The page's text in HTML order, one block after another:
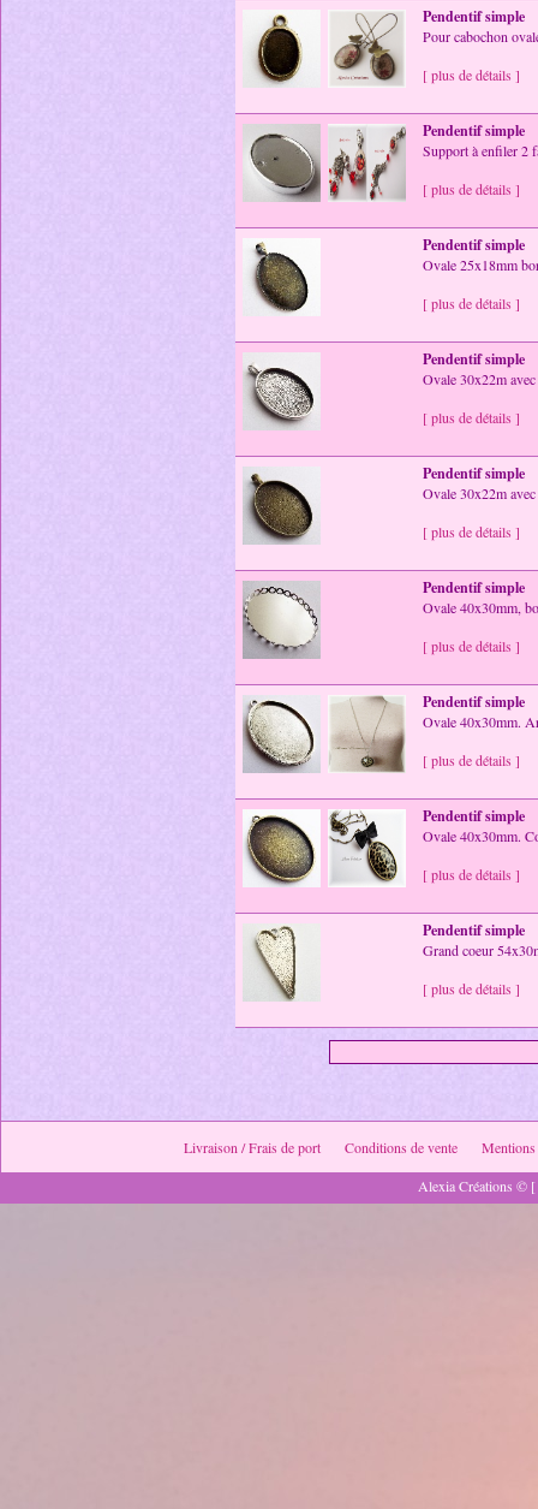
Pendentif simple
Pour cabochon
[ plus de détails ]
Pendentif simple
Support à enfiler 2
[ plus de détails ]
Pendentif simple
Ovale 25x18mm
[ plus de détails ]
Pendentif simple
Ovale 30x22m
[ plus de détails ]
Pendentif simple
Ovale 30x22m
[ plus de détails ]
Pendentif simple
Ovale 40x30mm,
[ plus de détails ]
Pendentif simple
Ovale 40x30mm.
[ plus de détails ]
Pendentif simple
Ovale 40x30mm.
[ plus de détails ]
Pendentif simple
Grand coeur
[ plus de détails ]
Livraison / Frais de port Conditions de vente
Mentions
Alexia Créations ©